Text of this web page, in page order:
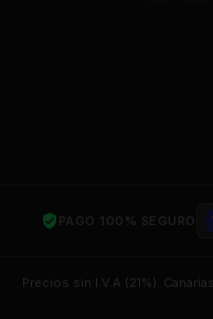
PAGO 100% SEGURO
Precios sin I.V.A (21%).